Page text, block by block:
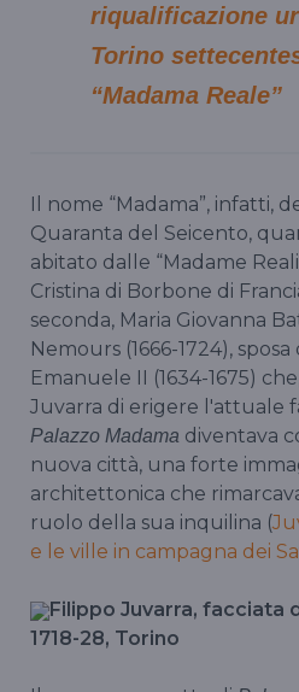
riqualificazione
Torino
“Madama Reale”
Il nome “Madama”, infatti,
Quaranta del Seicento,
abitato dalle “Madame
Cristina di Borbone di
seconda, Maria Giovanna
Nemours (1666-1724),
Emanuele II (1634-1675)
Juvarra di erigere l'attuale
Palazzo Madama diventava
nuova città, una forte
architettonica che
ruolo della sua inquilina (
e le ville in campagna dei
Filippo Juvarra, facciata
1718-28, Torino